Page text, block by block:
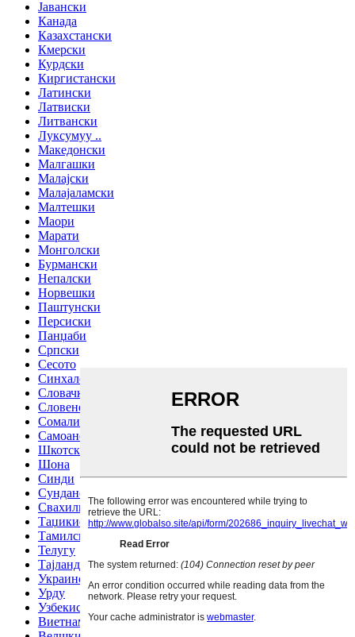
Јавански
Канада
Казахстански
Кмерски
Курдски
Киргистански
Латински
Латвиски
Литвански
Луксумуу ..
Македонски
Малгашки
Малајски
Малајаламски
Малтешки
Маори
Марати
Монголски
Бурмански
Непалски
Норвешки
Паштунски
Персиски
Панџаби
Српски
Сесото
Синхалски јазик
Словачки
Словенечки
Сомалиски
Самоански
Шкотски галски јазик
Шона
Синди
Сундански
Свахили
Таџикистански
Тамилски
Телугу
Тајландски
Украински
Урду
Узбекистански
Виетнамски